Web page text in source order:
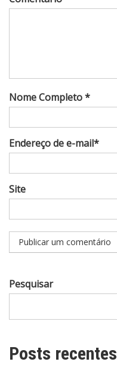
Nome Completo *
Endereço de e-mail*
Site
Pesquisar
Posts recentes